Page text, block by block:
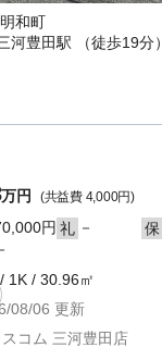
和町
河豊田駅 （徒歩19分）
万円 (共益費 4,000円)
円 礼 － 保
1K / 30.96㎡
08/06 更新
コム 三河豊田店